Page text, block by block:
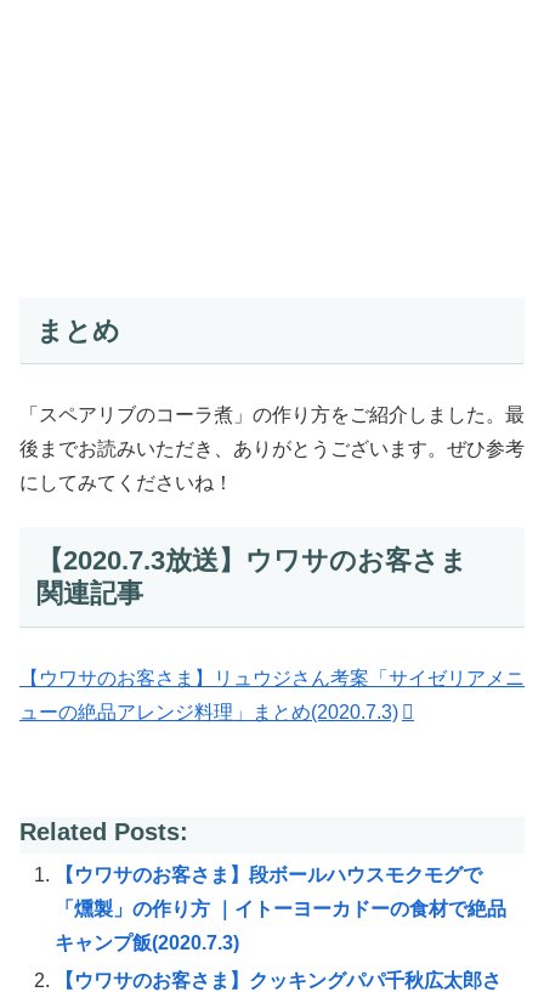
まとめ
「スペアリブのコーラ煮」の作り方をご紹介しました。最
後までお読みいただき、ありがとうございます。ぜひ参考
にしてみてくださいね！
【2020.7.3放送】ウワサのお客さま
関連記事
【ウワサのお客さま】リュウジさん考案「サイゼリアメニ
ューの絶品アレンジ料理」まとめ(2020.7.3)
Related Posts:
【ウワサのお客さま】段ボールハウスモクモグで
「燻製」の作り方 ｜イトーヨーカドーの食材で絶品
キャンプ飯(2020.7.3)
【ウワサのお客さま】クッキングパパ千秋広太郎さ